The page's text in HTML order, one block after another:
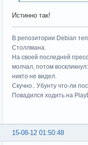
Истинно так!
В репозитории Debian
Столлмана.
На своей последней
молчал, потом
никто не видел.
Скучно.. Убунту что-ли
Повадился ходить на
15-08-12 01:50:48